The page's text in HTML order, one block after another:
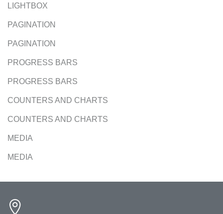
LIGHTBOX
PAGINATION
PAGINATION
PROGRESS BARS
PROGRESS BARS
COUNTERS AND CHARTS
COUNTERS AND CHARTS
MEDIA
MEDIA